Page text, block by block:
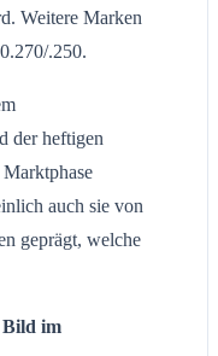
Weitere Marken
.250.
der heftigen
auch sie von
geprägt, welche
Bild im